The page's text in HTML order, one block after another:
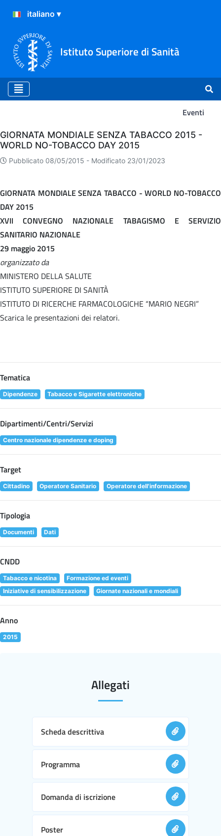
Istituto Superiore di Sanità
Eventi
Eventi
GIORNATA MONDIALE SENZA TABACCO 2015 -
WORLD NO-TOBACCO DAY 2015
Pubblicato 08/05/2015 - Modificato 23/01/2023
GIORNATA MONDIALE SENZA TABACCO - WORLD NO-TOBACCO
DAY 2015
XVII CONVEGNO NAZIONALE TABAGISMO E SERVIZIO
SANITARIO NAZIONALE
29 maggio 2015
organizzato da
MINISTERO DELLA SALUTE
ISTITUTO SUPERIORE DI SANITÀ
ISTITUTO DI RICERCHE FARMACOLOGICHE “MARIO NEGRI”
Scarica le presentazioni dei relatori.
Tematica
Dipendenze Tabacco e Sigarette elettroniche
Dipartimenti/Centri/Servizi
Centro nazionale dipendenze e doping
Target
Cittadino Operatore Sanitario Operatore dell'informazione
Tipologia
Documenti Dati
CNDD
Tabacco e nicotina
Formazione ed eventi
Iniziative di sensibilizzazione
Giornate nazionali e mondiali
Anno
2015
Allegati
Scheda descrittiva
Programma
Domanda di iscrizione
Poster